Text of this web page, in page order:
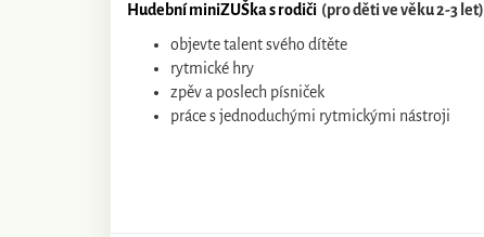
Hudební miniZUŠka s rodiči (pro děti ve věku 2-3 let)
objevte talent svého dítěte
rytmické hry
zpěv a poslech písniček
práce s jednoduchými rytmickými nástroji